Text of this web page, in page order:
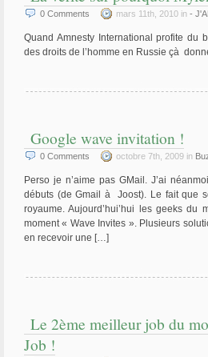
0 Comments mars 11th, 2010 in -
Quand Amnesty International profite du
des droits de l’homme en Russie çà
Google wave invitation !
0 Comments octobre 7th, 2009 in
Perso je n’aime pas GMail. J’ai
débuts (de Gmail à Joost). Le fait que
royaume. Aujourd’hui’hui les geeks
moment « Wave Invites ». Plusieurs
en recevoir une […]
Le 2ème meilleur job du
Job !